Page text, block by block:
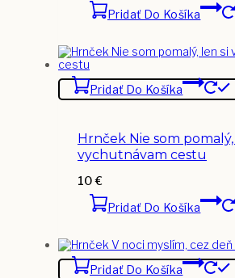
Pridať Do Košíka
Pridať Do Košíka
Hrnček Nie som pomalý,
vychutnávam cestu
10€
Pridať Do Košíka
Pridať Do Košíka